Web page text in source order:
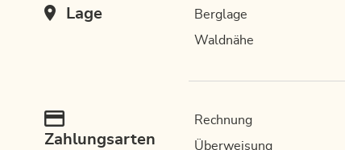
Lage Berglage
Waldnähe
Zahlungsarten
Rechnung
Überweisung